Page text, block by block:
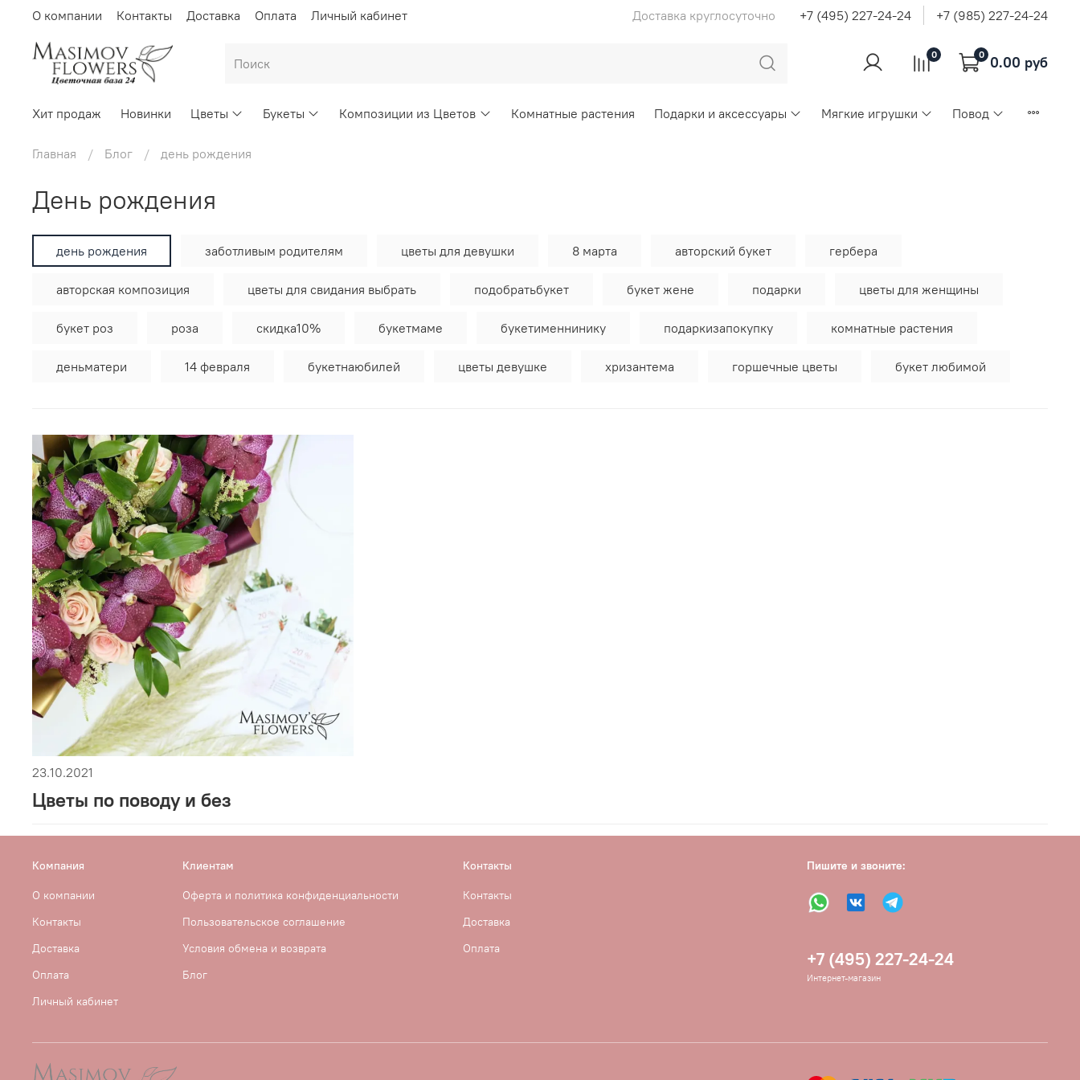
О компании Контакты Доставка Оплата Личный кабинет Доставка круглосуточно +7 (495) 227-24-24 +7 (985) 227-24-24
0 0 0.00 руб
Хит продаж Новинки Цветы Букеты Композиции из Цветов Комнатные растения Подарки и аксессуары Мягкие игрушки Повод
Главная Блог день рождения
день рождения
день рождения заботливым родителям цветы для девушки 8 марта авторский букет гербера
авторская композиция цветы для свидания выбрать подобратьбукет букет жене подарки цветы для женщины
букет роз роза скидка10% букетмаме букетименнинику подаркизапокупку комнатные растения
деньматери 14 февраля букетнаюбилей цветы девушке хризантема горшечные цветы букет любимой
23.10.2021
Цветы по поводу и без
Компания
О компании
Контакты
Доставка
Оплата
Личный кабинет
Клиентам
Оферта и политика конфиденциальности
Пользовательское соглашение
Условия обмена и возврата
Блог
Контакты
Контакты
Доставка
Оплата
Пишите и звоните:
+7 (495) 227-24-24
Интернет-магазин